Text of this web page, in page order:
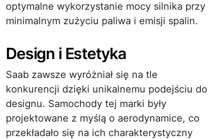
optymalne wykorzystanie mocy silnika przy
minimalnym zużyciu paliwa i emisji spalin.
Design i Estetyka
Saab zawsze wyróżniał się na tle
konkurencji dzięki unikalnemu podejściu do
designu. Samochody tej marki były
projektowane z myślą o aerodynamice, co
przekładało się na ich charakterystyczny